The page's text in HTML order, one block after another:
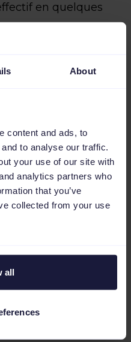
About
content and ads, to
to analyse our traffic.
your use of our site with
analytics partners who
that you’ve
collected from your use
all
en quelques
changement
en fin de
a été
heures plus
midi le
a
sans perte
douleur - Axel
Le Mage du